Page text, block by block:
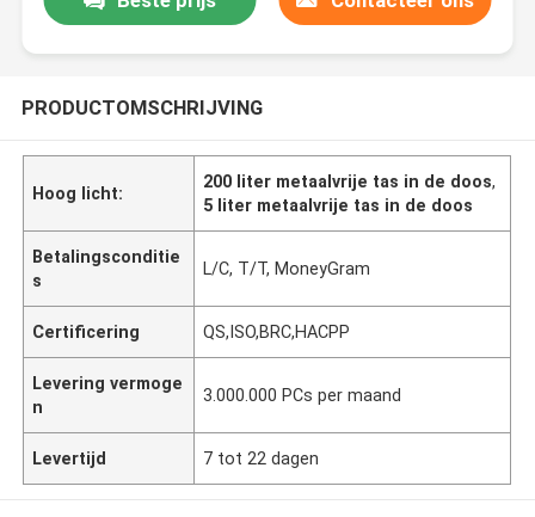
PRODUCTOMSCHRIJVING
Hoog licht:
200 liter metaalvrije tas in de doos,
5 liter metaalvrije tas in de doos
Betalingsconditie
s
L/C, T/T, MoneyGram
Certificering QS,ISO,BRC,HACPP
Levering vermoge
n
3.000.000 PCs per maand
Levertijd 7 tot 22 dagen